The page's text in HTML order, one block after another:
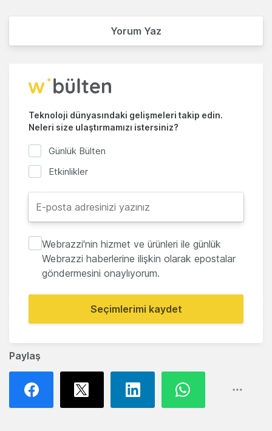
Paylaş
Yorum Yaz
Teknoloji dünyasındaki gelişmeleri takip edin.
Neleri size ulaştırmamızı istersiniz?
Günlük Bülten
Etkinlikler
Webrazzi'nin hizmet ve ürünleri ile günlük
Webrazzi haberlerine ilişkin olarak epostalar
göndermesini onaylıyorum.
Seçimlerimi kaydet